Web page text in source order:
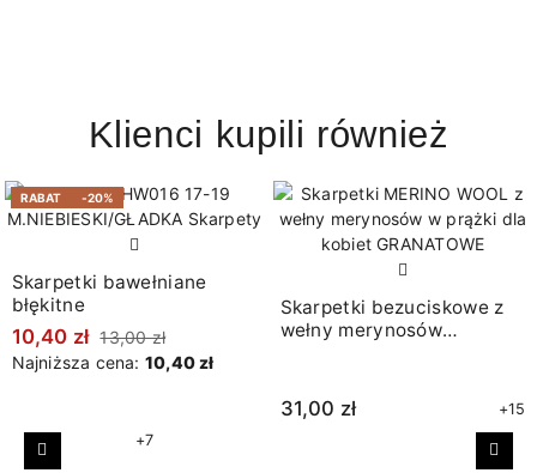
Klienci kupili również
RABAT -20%
Skarpetki bawełniane
błękitne
10,40 zł 13,00 zł
Najniższa cena: 10,40 zł
+7
Skarpetki bezuciskowe z
wełny merynosów
31,00 zł +15
Poprzedni